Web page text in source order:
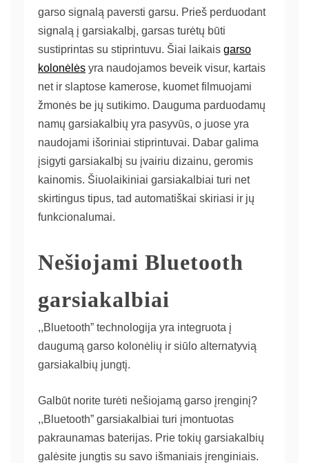
garso signalą paversti garsu. Prieš perduodant
signalą į garsiakalbį, garsas turėtų būti
sustiprintas su stiprintuvu. Šiai laikais garso
kolonėlės yra naudojamos beveik visur, kartais
net ir slaptose kamerose, kuomet filmuojami
žmonės be jų sutikimo. Dauguma parduodamų
namų garsiakalbių yra pasyvūs, o juose yra
naudojami išoriniai stiprintuvai. Dabar galima
įsigyti garsiakalbį su įvairiu dizainu, geromis
kainomis. Šiuolaikiniai garsiakalbiai turi net
skirtingus tipus, tad automatiškai skiriasi ir jų
funkcionalumai.
Nešiojami Bluetooth
garsiakalbiai
,,Bluetooth” technologija yra integruota į
daugumą garso kolonėlių ir siūlo alternatyvią
garsiakalbių jungtį.
Galbūt norite turėti nešiojamą garso įrenginį?
,,Bluetooth” garsiakalbiai turi įmontuotas
pakraunamas baterijas. Prie tokių garsiakalbių
galėsite jungtis su savo išmaniais įrenginiais.